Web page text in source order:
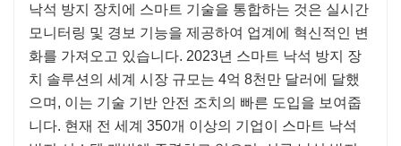
낙석 방지 장치에 스마트 기술을 통합하는 것은 실시간
모니터링 및 경보 기능을 제공하여 업계에 혁신적인 변
화를 가져오고 있습니다. 2023년 스마트 낙석 방지 장
치 솔루션의 세계 시장 규모는 4억 8천만 달러에 달했
으며, 이는 기술 기반 안전 조치의 빠른 도입을 보여줍
니다. 현재 전 세계 350개 이상의 기업이 스마트 낙석